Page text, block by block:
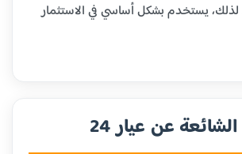
لذلك، يستخدم بشكل أساسي في الاستثمار
عن عيار 24